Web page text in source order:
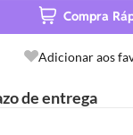
Compra
Adicionar aos
de entrega